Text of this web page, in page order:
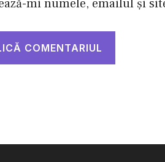
mi numele, emailul și